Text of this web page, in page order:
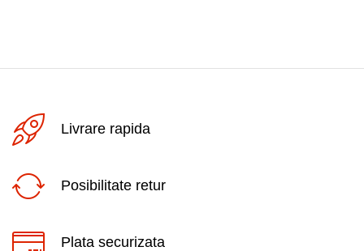
Livrare rapida
Posibilitate retur
Plata securizata